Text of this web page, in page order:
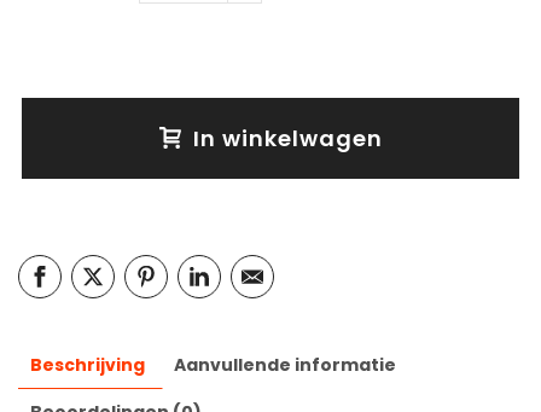
In winkelwagen
Beschrijving
Aanvullende informatie